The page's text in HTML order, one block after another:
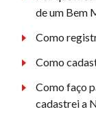
de um Bem
Como
Como
Como faço
cadastrei a